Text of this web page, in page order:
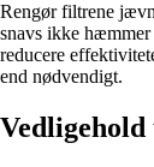
Rengør filtrene
snavs ikke
reducere
end nødvendigt.
Vedligehold